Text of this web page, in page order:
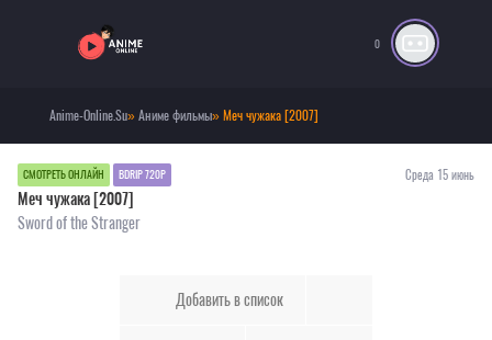
0
Anime-Online.Su»Аниме фильмы» Меч чужака [2007]
СМОТРЕТЬ ОНЛАЙН BDRIP 720P Среда 15 июнь
Меч чужака [2007]
Sword of the Stranger
Добавить в список